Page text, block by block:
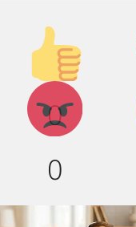
Палец
вверх!
0
Агрессия!
0